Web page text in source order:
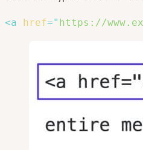
<a href=" https://